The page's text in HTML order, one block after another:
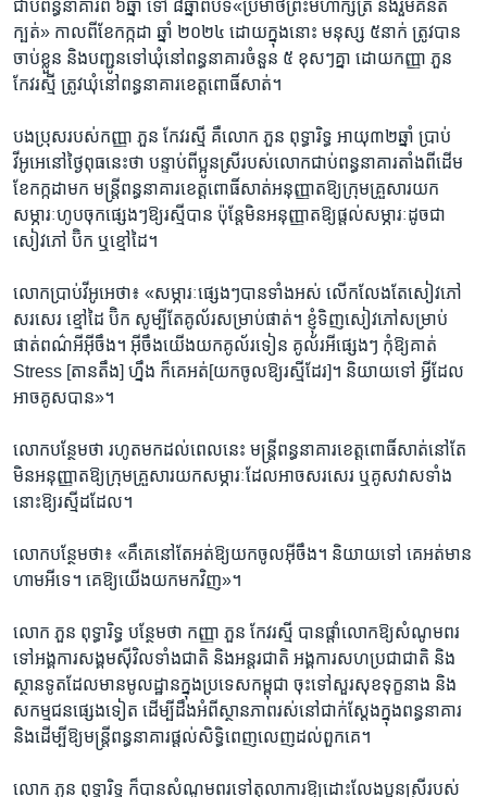
ជាប់​ពន្ធនាគារ​ពី ៦​ឆ្នាំ ​ទៅ ​៨​ឆ្នាំ​ពី​បទ​«ប្រមាថ​ព្រះ​មហា​ក្សត្រ​ និង​រួម​គំនិត​
ក្បត់» ​កាលពី​ខែកក្កដា​ ឆ្នាំ​ ២០២៤ ​ដោយ​ក្នុង​នោះ ​មនុស្ស​ ៥​នាក់ ​ត្រូវ​បាន​
ចាប់​ខ្លួន ​និង​បញ្ជូន​ទៅ​ឃុំ​នៅ​ពន្ធនាគារ​ចំនួន​ ៥ ​ខុសៗ​គ្នា ​ដោយ​កញ្ញា ​ភួន
កែវរស្មី​ ត្រូវ​ឃុំ​នៅ​ពន្ធនាគារ​ខេត្ត​ពោធិ៍សាត់។ ​
បង​ប្រុស​របស់​កញ្ញា ​ភួន កែវរស្មី ​គឺ​លោក ​ភួន ពុទ្ធារិទ្ធ ​អាយុ​៣២​ឆ្នាំ ​ប្រាប់​
វីអូអេ​នៅ​ថ្ងៃ​ពុធ​នេះ​ថា​ បន្ទាប់​ពី​ប្អូន​ស្រី​របស់​លោក​ជាប់​ពន្ធនាគារ​តាំងពី​ដើម​
ខែ​កក្កដា​មក​ មន្ត្រី​ពន្ធនាគារ​ខេត្ត​ពោធិ៍សាត់​អនុញ្ញាត​ឱ្យ​ក្រុម​គ្រួសារ​យក​
សម្ភារៈ​ហូប​ចុក​ផ្សេងៗ​ឱ្យ​រស្មី​បាន​ ប៉ុន្តែ​មិន​អនុញ្ញាត​ឱ្យ​ផ្តល់​សម្ភារៈ​ដូច​ជា​
សៀវភៅ ​ប៊ិក ឬ​ខ្មៅ​ដៃ។​
លោក​ប្រាប់​វីអូអេ​ថា៖ ​«សម្ភារៈ​ផ្សេងៗ​បាន​ទាំង​អស់​ លើក​លែង​តែ​សៀវភៅ​
សរសេរ ​ខ្មៅ​ដៃ ​ប៊ិក សូម្បី​តែ​គូល័រ​សម្រាប់​ផាត់។ ​ខ្ញុំ​ទិញ​សៀវ​ភៅ​សម្រាប់​
ផាត់​ពណ៌​អី​អ៊ីចឹង។ ​អ៊ីចឹង​យើង​យក​គូល័រ​ទៀន គូល័រ​អី​ផ្សេងៗ ​កុំឱ្យ​គាត់ ​
Stress​ [តានតឹង]​ ហ្នឹង ​ក៏​គេ​អត់​[យក​ចូល​ឱ្យ​រស្មីដែរ]។ ​និយាយ​ទៅ​ អ្វី​ដែល​
អាច​គូស​បាន»។​
លោក​បន្ថែម​ថា ​រហូត​មក​ដល់​ពេល​នេះ ​មន្ត្រី​ពន្ធនាគារ​ខេត្ត​ពោធិ៍សាត់​នៅ​តែ​
មិន​អនុញ្ញាត​ឱ្យ​ក្រុម​គ្រួសារ​យក​សម្ភារៈ​ដែល​អាច​សរសេរ​ ឬ​គូស​វាស​ទាំង​
នោះ​ឱ្យ​រស្មី​ដដែល។​
លោក​បន្ថែម​ថា៖​ «គឺ​គេ​នៅ​តែ​អត់​ឱ្យ​យក​ចូល​អ៊ីចឹង។ ​និយាយ​ទៅ​ គេ​អត់​មាន​
ហាម​អី​ទេ។​ គេ​ឱ្យ​យើង​យក​មក​វិញ»។​
លោក ​ភួន ពុទ្ធារិទ្ធ ​បន្ថែម​ថា​ កញ្ញា ​ភួន កែវរស្មី ​បាន​ផ្តាំ​លោក​ឱ្យ​សំណូម​ពរ​
ទៅ​អង្គការ​សង្គម​ស៊ីវិល​ទាំង​ជាតិ ​និង​អន្តរជាតិ ​អង្គការ​សហ​ប្រជាជាតិ ​និង​
ស្ថានទូត​ដែល​មាន​មូលដ្ឋាន​ក្នុង​ប្រទេស​កម្ពុជា​ ចុះ​ទៅ​សួរ​សុខ​ទុក្ខ​នាង​ និង​
សកម្ម​ជន​ផ្សេង​ទៀត​ ដើម្បី​ដឹង​អំពី​ស្ថានភាព​រស់​នៅ​ជាក់ស្តែង​ក្នុង​ពន្ធនាគារ ​
និង​ដើម្បី​ឱ្យ​មន្ត្រី​ពន្ធនាគារ​ផ្តល់​សិទ្ធិ​ពេញ​លេញ​ដល់​ពួក​គេ។​
លោក​ ភួន ពុទ្ធារិទ្ធ ​ក៏​បាន​សំណូម​ពរ​ទៅ​តុលាការ​ឱ្យ​ដោះ​លែង​ប្អូន​ស្រី​របស់​